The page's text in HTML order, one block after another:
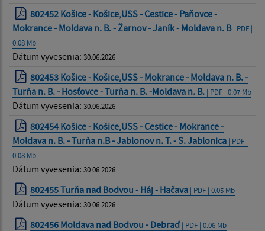
802452 Košice - Košice,USS - Cestice - Paňovce -
Mokrance - Moldava n. B. - Žarnov - Janík - Moldava n. B| PDF |
0.08 Mb
Dátum vyvesenia: 30.06.2026
802453 Košice - Košice,USS - Mokrance - Moldava n. B. -
Turňa n. B. - Hosťovce - Turňa n. B. -Moldava n. B. | PDF | 0.07 Mb
Dátum vyvesenia: 30.06.2026
802454 Košice - Košice,USS - Cestice - Mokrance -
Moldava n. B. - Turňa n.B - Jablonov n. T. - S. Jablonica | PDF |
0.08 Mb
Dátum vyvesenia: 30.06.2026
802455 Turňa nad Bodvou - Háj - Hačava | PDF | 0.05 Mb
Dátum vyvesenia: 30.06.2026
802456 Moldava nad Bodvou - Debraď| PDF | 0.06 Mb